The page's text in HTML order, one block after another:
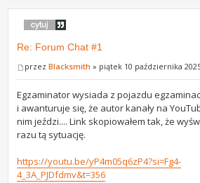
Re: Forum Chat #1
przezBlacksmith » piątek 10 października
Egzaminator wysiada z pojazdu
i awanturuje się, że autor kanały na
nim jeździ.... Link skopiowałem tak, że
razu tą sytuację.
https://youtu.be/yP4m05q6zP4?si=Fg4-
4_3A_PJDfdmv&t=356